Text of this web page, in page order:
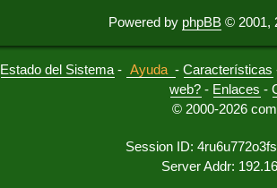
Powered by phpBB © 2001,
Estado del Sistema - Ayuda -Características
web? - Enlaces -
© 2000-2026
Session ID:
Server Addr: